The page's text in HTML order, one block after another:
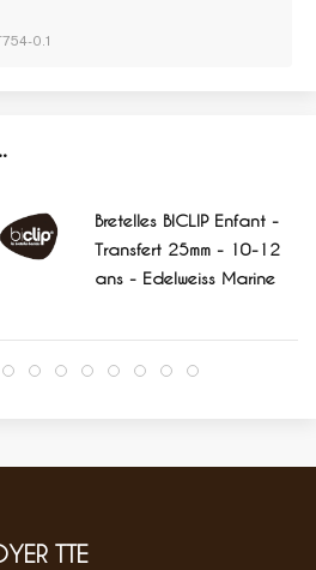
0.1
Bretelles BICLIP Enfant -
Transfert 25mm - 10-12
ans - Edelweiss Marine
TTE